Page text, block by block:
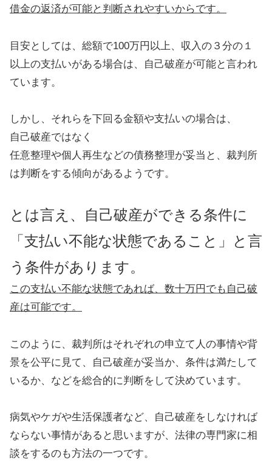
借金の返済が可能と判断されやすいからです。
目安としては、総額で100万円以上、収入の３分の１
以上の支払いがある場合は、自己破産が可能と言われ
ています。
しかし、それらを下回る金額や支払いの場合は、
自己破産ではなく
任意整理や個人再生などの債務整理が妥当と、裁判所
は判断をする傾向があるようです。
とは言え、自己破産ができる条件に
「支払い不能な状態であること」と言
う条件があります。
この支払い不能な状態であれば、数十万円でも自己破
産は可能です。
このように、裁判所はそれぞれの申立て人の事情や背
景を公平に見て、自己破産が妥当か、条件は満たして
いるか、などを総合的に判断をして決めています。
病気やケガや生活保護者など、自己破産をしなければ
ならない事情があると思いますが、法律の専門家に相
談をするのも方法の一つです。